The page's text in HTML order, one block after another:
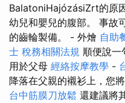
BalatoniHajózásiZrt的原
幼兒和嬰兒的腹部。 事故
的齒輪製備。 - 外燴 自助
士 稅務相關法規 順便說一
用於父母 經絡按摩教學 -
降落在父親的襯衫上，您
台中筋膜刀放鬆 還建議將